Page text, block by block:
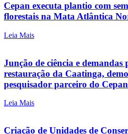
Cepan executa plantio com
florestais na Mata Atlântica
Leia Mais
Junção de ciência e
restauração da Caatinga,
pesquisador parceiro do Cepan
Leia Mais
Criação de Unidades de